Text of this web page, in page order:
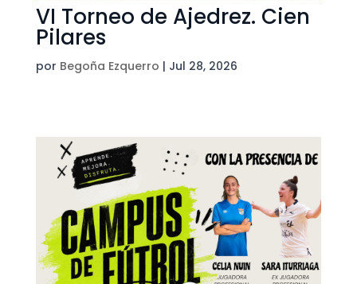
VI Torneo de Ajedrez. Cien
Pilares
por Begoña Ezquerro | Jul 28, 2026